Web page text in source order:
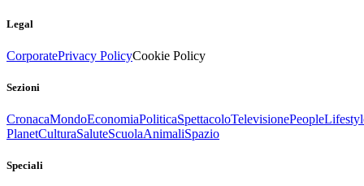
Legal
CorporatePrivacy PolicyCookie Policy
Sezioni
CronacaMondoEconomiaPoliticaSpettacoloTelevisionePeople
PlanetCulturaSaluteScuolaAnimaliSpazio
Speciali